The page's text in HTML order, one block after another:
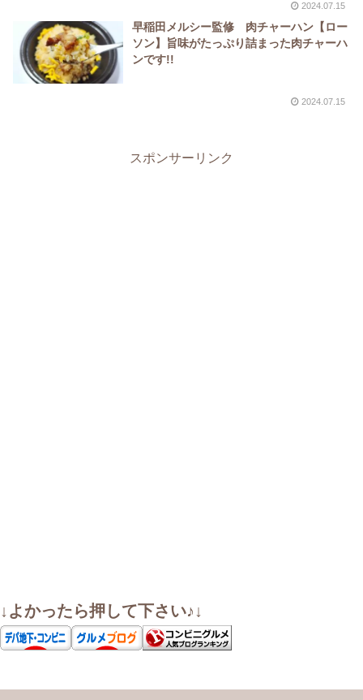
2024.07.15
早稲田メルシー監修 肉チャーハン【ロー
ソン】旨味がたっぷり詰まった肉チャーハ
ンです!!
2024.07.15
スポンサーリンク
↓よかったら押して下さい♪↓